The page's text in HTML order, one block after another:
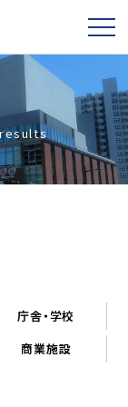
庁舎・学校
商業施設